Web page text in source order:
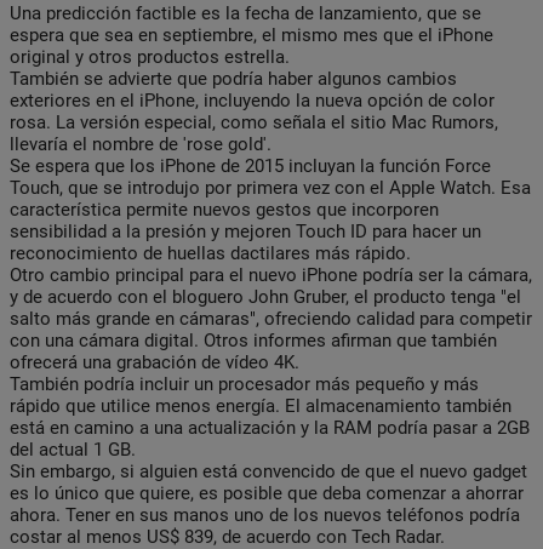
Una predicción factible es la fecha de lanzamiento, que se
espera que sea en septiembre, el mismo mes que el iPhone
original y otros productos estrella.
También se advierte que podría haber algunos cambios
exteriores en el iPhone, incluyendo la nueva opción de color
rosa. La versión especial, como señala el sitio Mac Rumors,
llevaría el nombre de 'rose gold'.
Se espera que los iPhone de 2015 incluyan la función Force
Touch, que se introdujo por primera vez con el Apple Watch. Esa
característica permite nuevos gestos que incorporen
sensibilidad a la presión y mejoren Touch ID para hacer un
reconocimiento de huellas dactilares más rápido.
Otro cambio principal para el nuevo iPhone podría ser la cámara,
y de acuerdo con el bloguero John Gruber, el producto tenga "el
salto más grande en cámaras", ofreciendo calidad para competir
con una cámara digital. Otros informes afirman que también
ofrecerá una grabación de vídeo 4K.
También podría incluir un procesador más pequeño y más
rápido que utilice menos energía. El almacenamiento también
está en camino a una actualización y la RAM podría pasar a 2GB
del actual 1 GB.
Sin embargo, si alguien está convencido de que el nuevo gadget
es lo único que quiere, es posible que deba comenzar a ahorrar
ahora. Tener en sus manos uno de los nuevos teléfonos podría
costar al menos US$ 839, de acuerdo con Tech Radar.